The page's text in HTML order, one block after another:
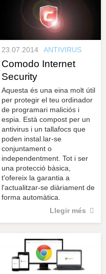
23.07.2014 ANTIVIRUS
Comodo Internet
Security
Aquesta és una eina molt útil
per protegir el teu ordinador
de programari maliciós i
espia. Està compost per un
antivirus i un tallafocs que
poden instal.lar-se
conjuntament o
independentment. Tot i ser
una protecció bàsica,
t'ofereix la garantia a
l'actualitzar-se diàriament de
forma automàtica.
Llegir més